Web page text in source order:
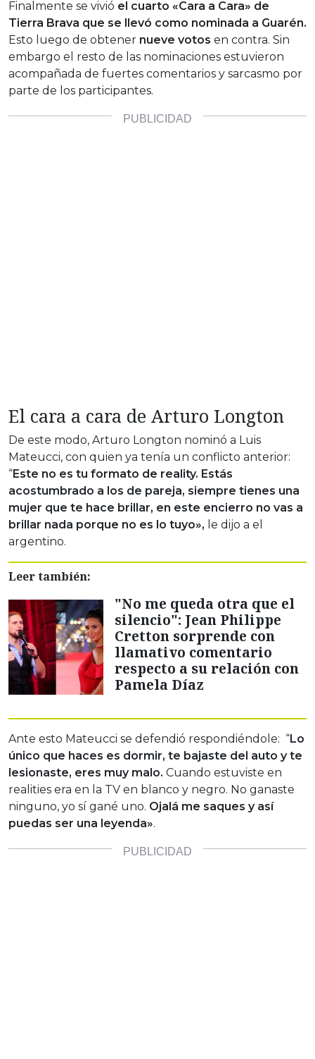
Finalmente se vivió el cuarto «Cara a Cara» de
Tierra Brava que se llevó como nominada a Guarén.
Esto luego de obtener nueve votos en contra. Sin
embargo el resto de las nominaciones estuvieron
acompañada de fuertes comentarios y sarcasmo por
parte de los participantes.
El cara a cara de Arturo Longton
De este modo, Arturo Longton nominó a Luis
Mateucci, con quien ya tenía un conflicto anterior:
“Este no es tu formato de reality. Estás
acostumbrado a los de pareja, siempre tienes una
mujer que te hace brillar, en este encierro no vas a
brillar nada porque no es lo tuyo», le dijo a el
argentino.
Leer también:
"No me queda otra que el
silencio": Jean Philippe
Cretton sorprende con
llamativo comentario
respecto a su relación con
Pamela Díaz
Ante esto Mateucci se defendió respondiéndole: “Lo
único que haces es dormir, te bajaste del auto y te
lesionaste, eres muy malo. Cuando estuviste en
realities era en la TV en blanco y negro. No ganaste
ninguno, yo sí gané uno. Ojalá me saques y así
puedas ser una leyenda».